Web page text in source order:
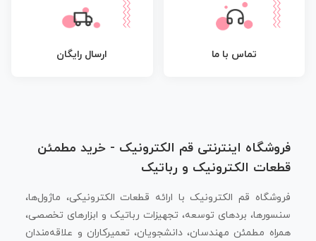
تماس با ما ارسال رایگان
فروشگاه اینترنتی قم الکترونیک - خرید مطمئن
قطعات الکترونیک و رباتیک
فروشگاه قم الکترونیک با ارائه قطعات الکترونیکی، ماژول‌ها،
سنسورها، بردهای توسعه، تجهیزات رباتیک و ابزارهای تخصصی،
همراه مطمئن مهندسان، دانشجویان، تعمیرکاران و علاقه‌مندان